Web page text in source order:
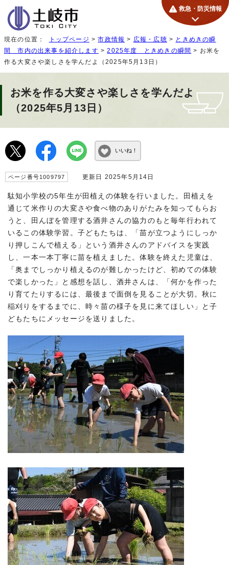
救急・防災情報
現在の位置： トップページ >市政情報 > 広報・広聴 > ときめきの瞬
間 市内の出来事を紹介します >2025年度 ときめきの瞬間 > お米を
作る大変さや楽しさを学んだよ（2025年5月13日）
お米を作る大変さや楽しさを学んだよ
（2025年5月13日）
いいね！
ページ番号1009797 更新日 2025年5月14日
駄知小学校の5年生が田植えの体験を行いました。田植えを
通じて米作りの大変さや食べ物のありがたみを知ってもらお
うと、田んぼを管理する酒井さんの協力のもと毎年行われて
いるこの体験学習。子どもたちは、「苗が立つようにしっか
り押しこんで植える」という酒井さんのアドバイスを実践
し、一本一本丁寧に苗を植えました。体験を終えた児童は、
「奥までしっかり植えるのが難しかったけど、初めての体験
で楽しかった」と感想を話し、酒井さんは、「何かを作った
り育てたりするには、最後まで面倒を見ることが大切。秋に
稲刈りをするまでに、時々苗の様子を見に来てほしい」と子
どもたちにメッセージを送りました。